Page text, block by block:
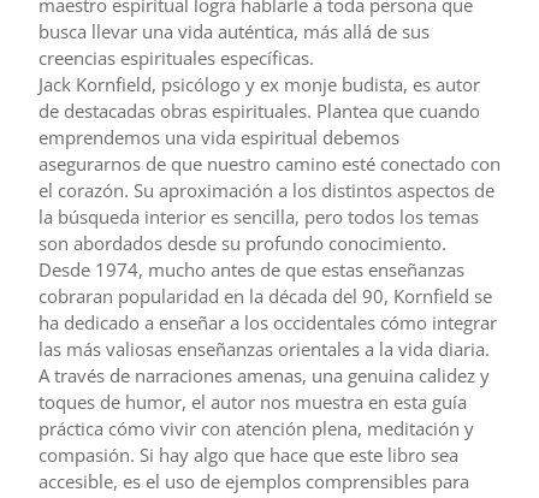
maestro espiritual logra hablarle a toda persona que
busca llevar una vida auténtica, más allá de sus
creencias espirituales específicas.
Jack Kornfield, psicólogo y ex monje budista, es autor
de destacadas obras espirituales. Plantea que cuando
emprendemos una vida espiritual debemos
asegurarnos de que nuestro camino esté conectado con
el corazón. Su aproximación a los distintos aspectos de
la búsqueda interior es sencilla, pero todos los temas
son abordados desde su profundo conocimiento.
Desde 1974, mucho antes de que estas enseñanzas
cobraran popularidad en la década del 90, Kornfield se
ha dedicado a enseñar a los occidentales cómo integrar
las más valiosas enseñanzas orientales a la vida diaria.
A través de narraciones amenas, una genuina calidez y
toques de humor, el autor nos muestra en esta guía
práctica cómo vivir con atención plena, meditación y
compasión. Si hay algo que hace que este libro sea
accesible, es el uso de ejemplos comprensibles para